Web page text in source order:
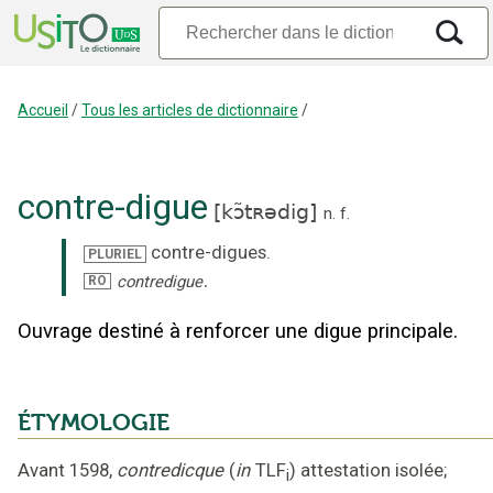
Accueil /Tous les articles de dictionnaire /
contre-digue [kɔ̃tʀədig] n. f.
PLURIEL contre-digues.
RO contredigue.
Ouvrage destiné à renforcer une digue principale.
ÉTYMOLOGIE
Avant 1598, contredicque (in TLFi) attestation isolée;